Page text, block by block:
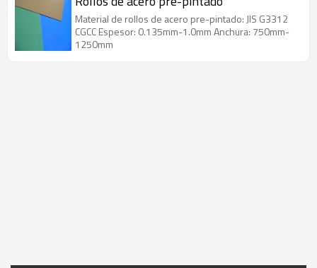
Material de rollos de acero pre-pintado: JIS G3312
CGCC Espesor: 0.135mm-1.0mm Anchura: 750mm-
1250mm